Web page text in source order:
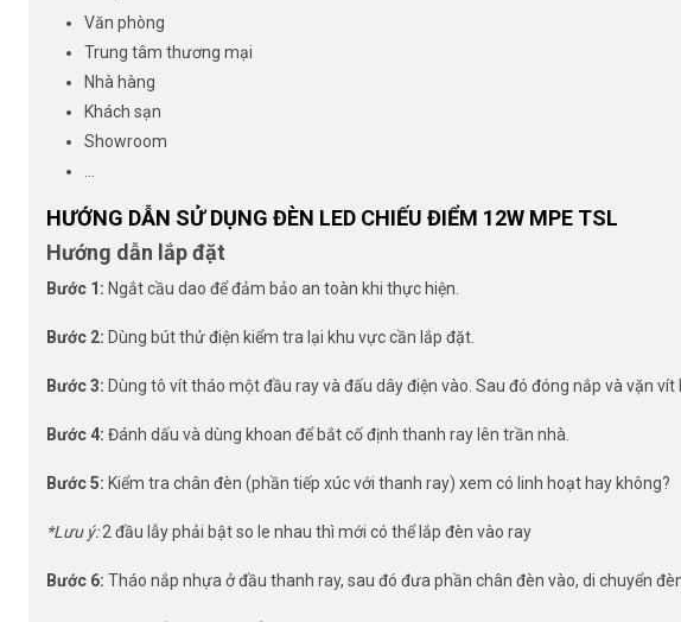
Văn phòng
Trung tâm thương mại
Nhà hàng
Khách sạn
Showroom
HƯỚNG DẪN SỬ DỤNG ĐÈN LED CHIẾU ĐIỂM 12W MPE TSL
Hướng dẫn lắp đặt
Bước 1: Ngắt cầu dao để đảm bảo an toàn khi thực hiện.
Bước 2: Dùng bút thử điện kiểm tra lại khu vực cần lắp đặt.
Bước 3: Dùng tô vít tháo một đầu ray và đấu dây điện vào. Sau đó đóng nắp và vặn vít
Bước 4: Đánh dấu và dùng khoan để bắt cố định thanh ray lên trần nhà.
Bước 5: Kiểm tra chân đèn (phần tiếp xúc với thanh ray) xem có linh hoạt hay không?
*Lưu ý:2 đầu lẫy phải bật so le nhau thì mới có thể lắp đèn vào ray
Bước 6: Tháo nắp nhựa ở đầu thanh ray, sau đó đưa phần chân đèn vào, di chuyển